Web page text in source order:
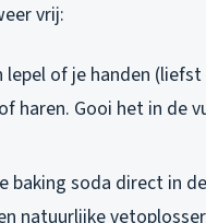
vrij:
lepel of je handen
haren. Gooi het in de
baking soda direct in
natuurlijke